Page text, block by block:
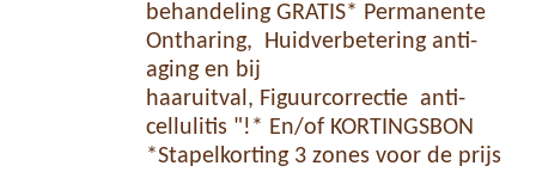
behandeling GRATIS* Permanente
Ontharing, Huidverbetering anti-
aging en bij
haaruitval, Figuurcorrectie anti-
cellulitis "!* En/of KORTINGSBON
*Stapelkorting 3 zones voor de prijs